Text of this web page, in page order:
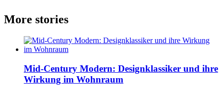
More stories
Mid-Century Modern: Designklassiker und ihre
Wirkung im Wohnraum